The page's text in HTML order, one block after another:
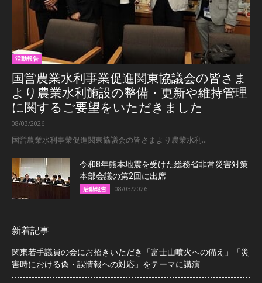
活動報告
国営農業水利事業促進関東協議会の皆さま
より農業水利施設の整備・更新や維持管理
に関するご要望をいただきました
08/03/2026
国営農業水利事業促進関東協議会の皆さまより農業水利...
令和8年熊本地震を受けた総務省非常災害対策
本部会議の第2回に出席
活動報告 08/03/2026
新着記事
関東若手議員の会にお招きいただき「富士山噴火への備え」「災
害時における偽・誤情報への対応」をテーマに講演